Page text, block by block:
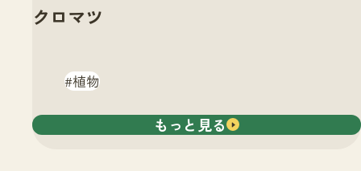
クロマツ
植物
もっと見る